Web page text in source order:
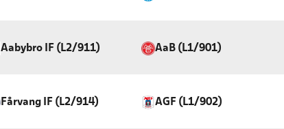
Aabybro IF (L2/911) AaB (L1/901)
Fårvang IF (L2/914) AGF (L1/902)